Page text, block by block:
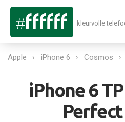
kleurvolle
Apple iPhone 6 Cosmos
iPhone 6